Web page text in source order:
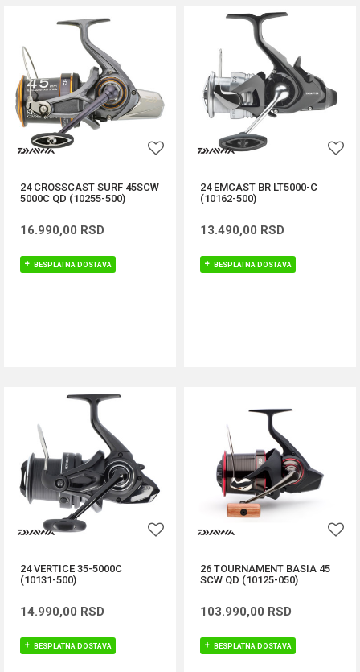
24 CROSSCAST SURF 45SCW
5000C QD (10255-500)
16.990,00 RSD
BESPLATNA DOSTAVA
24 EMCAST BR LT5000-C
(10162-500)
13.490,00 RSD
BESPLATNA DOSTAVA
24 VERTICE 35-5000C
(10131-500)
14.990,00 RSD
BESPLATNA DOSTAVA
26 TOURNAMENT BASIA 45
SCW QD (10125-050)
103.990,00 RSD
BESPLATNA DOSTAVA